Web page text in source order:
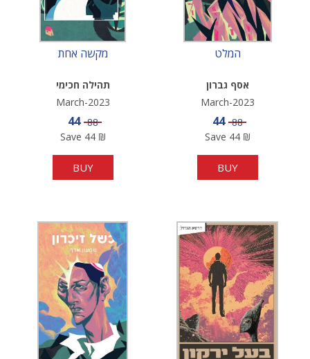
מקשה אחת
תהילה חכימי
March-2023
Sale price
44 Price
88
Save 44₪
BUY
המלט
אסף גברון
March-2023
Sale price
44 Price
88
Save 44₪
BUY